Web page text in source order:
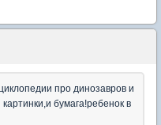
про динозавров и
бумага!ребенок в